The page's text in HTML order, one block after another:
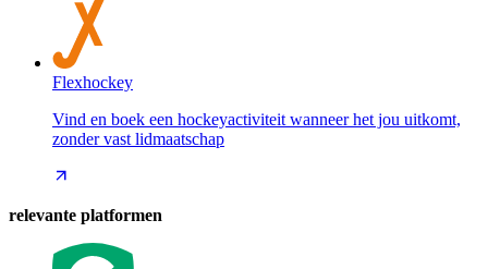
Flexhockey
Vind en boek een hockeyactiviteit wanneer het jou uitkomt,
zonder vast lidmaatschap
relevante platformen